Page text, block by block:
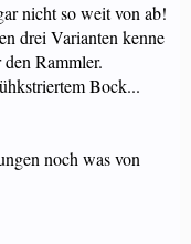
nicht so weit von ab!
drei Varianten kenne
Rammler.
Bock...
noch was von